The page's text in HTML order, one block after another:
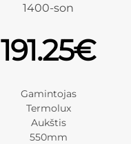
1400-son
191.25€
Gamintojas
Termolux
Aukštis
550mm